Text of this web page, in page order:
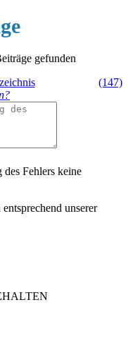
gefunden
(147)
des Fehlers keine
unserer